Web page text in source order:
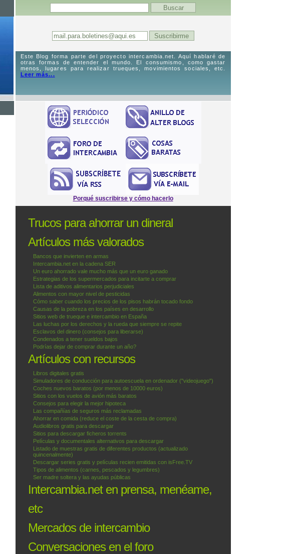
Este Blog forma parte del proyecto intercambia.net. Aquí hablaré de
otras formas de entender el mundo. El consumismo, como gastar
menos, lugares para realizar trueques, movimientos sociales, etc.
Leer más...
Porqué suscribirse y cómo hacerlo
Trucos para ahorrar un dineral
Artículos más valorados
Bancos que invierten en armas
Intercambia.net en la cadena SER
Un euro ahorrado vale mucho más que un euro ganado
Estrategias de los supermercados para incitarte a comprar
Lista de aditivos alimentarios perjudiciales
Alimentos con mayor nivel de pesticidas
Cómo saber cuando los precios de los pisos habrán tocado fondo
Causas de la pobreza en los países en desarrollo
Sitios web de trueque e intercambio en España
Las luchas por los derechos y la rueda que siempre se repite
Esclavos del dinero (consejos para liberarse)
Condenados a tener sueldos bajos
Podrías dejar de comprar durante un año?
Artículos con recursos
Libros digitales gratis
Simuladores de conducción para autoescuela en ordenador ("videojuego")
Coches nuevos baratos (por menos de 10000 euros)
Sitios con los vuelos de avión más baratos
Consejos para elegir la mejor hipoteca
Las compañías de seguros más reclamadas
Ahorrar en comida (reduce el coste de la cesta de compra)
Audiolibros gratis para descargar
Sitios para descargar ficheros torrents
Películas y documentales alternativos para descargar
Listado de muestras gratis de diferentes productos (actualizado
quincenalmente)
Descargar series gratis y películas recien emitidas con isFree.TV
Tipos de alimentos (carnes, pescados y legumbres)
Ser madre soltera y las ayudas públicas
Intercambia.net en prensa, menéame,
etc
Mercados de intercambio
Conversaciones en el foro